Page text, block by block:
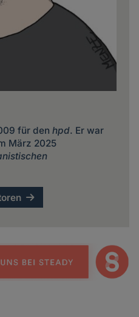
für den hpd. Er war
März 2025